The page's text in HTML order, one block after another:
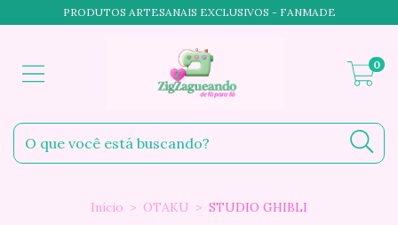
PRODUTOS ARTESANAIS EXCLUSIVOS - FANMADE
0
Início > OTAKU > STUDIO GHIBLI